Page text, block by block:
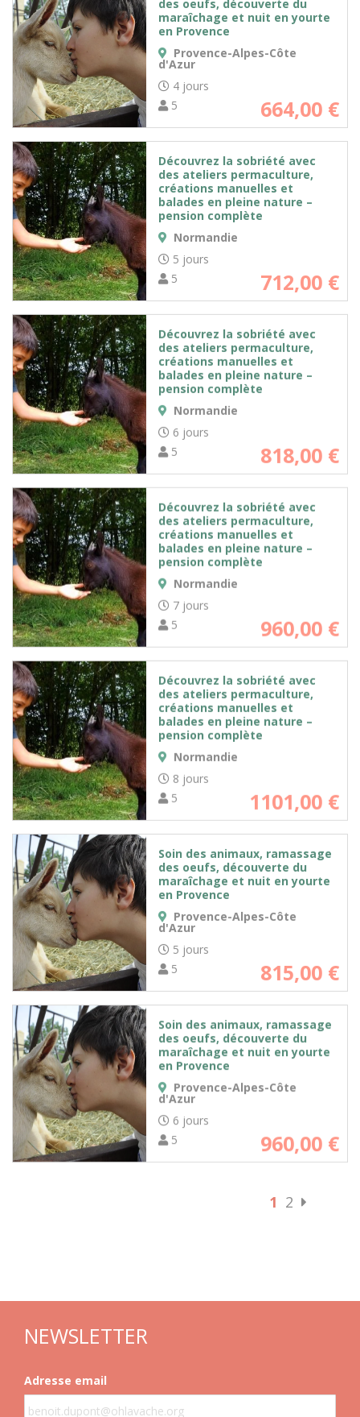
des oeufs, découverte du
maraîchage et nuit en yourte
en Provence
Provence-Alpes-Côte
d'Azur
4 jours
5
664,00 €
Découvrez la sobriété avec
des ateliers permaculture,
créations manuelles et
balades en pleine nature –
pension complète
Normandie
5 jours
5
712,00 €
Découvrez la sobriété avec
des ateliers permaculture,
créations manuelles et
balades en pleine nature –
pension complète
Normandie
6 jours
5
818,00 €
Découvrez la sobriété avec
des ateliers permaculture,
créations manuelles et
balades en pleine nature –
pension complète
Normandie
7 jours
5
960,00 €
Découvrez la sobriété avec
des ateliers permaculture,
créations manuelles et
balades en pleine nature –
pension complète
Normandie
8 jours
5
1101,00 €
Soin des animaux, ramassage
des oeufs, découverte du
maraîchage et nuit en yourte
en Provence
Provence-Alpes-Côte
d'Azur
5 jours
5
815,00 €
Soin des animaux, ramassage
des oeufs, découverte du
maraîchage et nuit en yourte
en Provence
Provence-Alpes-Côte
d'Azur
6 jours
5
960,00 €
1 2
NEWSLETTER
Adresse email